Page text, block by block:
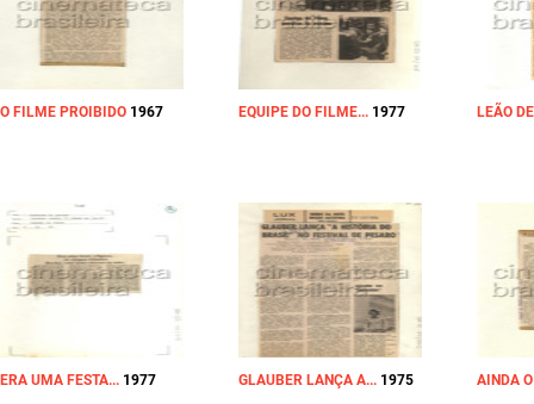
O FILME PROIBIDO 1967 EQUIPE DO FILME... 1977 LEÃO
ERA UMA FESTA... 1977 GLAUBER LANÇA A... 1975 AINDA